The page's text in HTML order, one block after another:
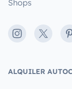
Shops
Instagram
X
ALQUILER